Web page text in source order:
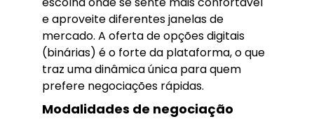
e aproveite diferentes janelas de
mercado. A oferta de opções digitais
(binárias) é o forte da plataforma, o que
traz uma dinâmica única para quem
prefere negociações rápidas.
Modalidades de negociação